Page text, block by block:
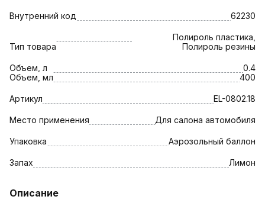
Внутренний код 62230
Тип товара
Полироль пластика,
Полироль резины
Объем, л
0.4
Объем, мл
400
Артикул EL-0802.18
Место применения Для салона автомобиля
Упаковка Аэрозольный баллон
Запах Лимон
Описание